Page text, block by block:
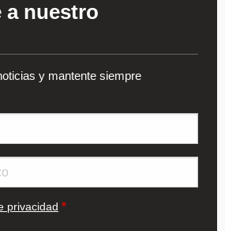
a nuestro
y mantente siempre
privacidad